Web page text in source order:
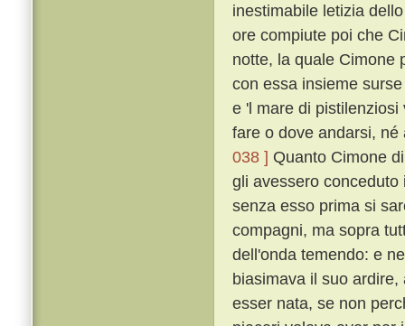
inestimabile letizia
ore compiute poi che
notte, la quale Cimone
con essa insieme
e 'l mare di
fare o dove andarsi,
038 ] Quanto Cimone
gli avessero
senza esso prima si
compagni, ma sopra
dell'onda temendo: e
biasimava il suo
esser nata, se non